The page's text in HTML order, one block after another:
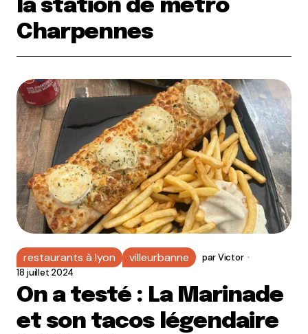
la station de métro
Charpennes
restaurants à lyon villeurbanne parVictor
18 juillet 2024
On a testé : La Marinade
et son tacos légendaire